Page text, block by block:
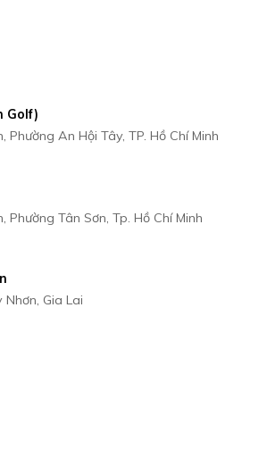
Golf)
Phường An Hội Tây, TP. Hồ Chí Minh
Phường Tân Sơn, Tp. Hồ Chí Minh
Nhơn, Gia Lai